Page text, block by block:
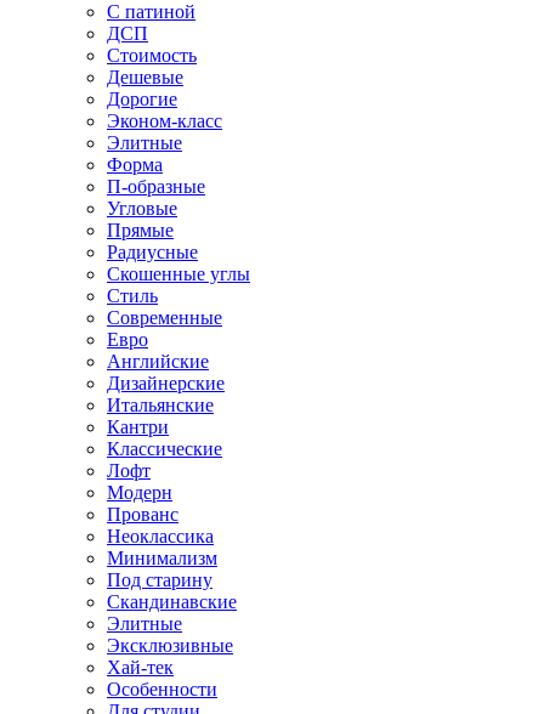
С патиной
ДСП
Стоимость
Дешевые
Дорогие
Эконом-класс
Элитные
Форма
П-образные
Угловые
Прямые
Радиусные
Скошенные углы
Стиль
Современные
Евро
Английские
Дизайнерские
Итальянские
Кантри
Классические
Лофт
Модерн
Прованс
Неоклассика
Минимализм
Под старину
Скандинавские
Элитные
Эксклюзивные
Хай-тек
Особенности